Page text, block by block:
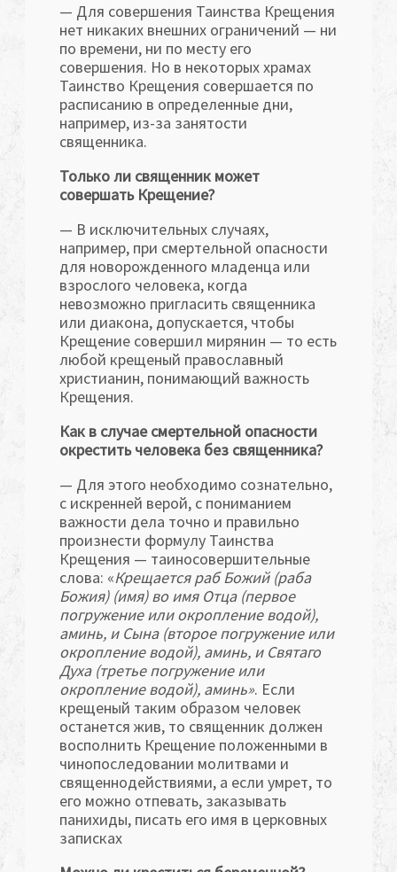
— Для совершения Таинства Крещения
нет никаких внешних ограничений — ни
по времени, ни по месту его
совершения. Но в некоторых храмах
Таинство Крещения совершается по
расписанию в определенные дни,
например, из-за занятости
священника.
Только ли священник может
совершать Крещение?
— В исключительных случаях,
например, при смертельной опасности
для новорожденного младенца или
взрослого человека, когда
невозможно пригласить священника
или диакона, допускается, чтобы
Крещение совершил мирянин — то есть
любой крещеный православный
христианин, понимающий важность
Крещения.
Как в случае смертельной опасности
окрестить человека без священника?
— Для этого необходимо сознательно,
с искренней верой, с пониманием
важности дела точно и правильно
произнести формулу Таинства
Крещения — таиносовершительные
слова: «Крещается раб Божий (раба
Божия) (имя) во имя Отца (первое
погружение или окропление водой),
аминь, и Сына (второе погружение или
окропление водой), аминь, и Святаго
Духа (третье погружение или
окропление водой), аминь». Если
крещеный таким образом человек
останется жив, то священник должен
восполнить Крещение положенными в
чинопоследовании молитвами и
священнодействиями, а если умрет, то
его можно отпевать, заказывать
панихиды, писать его имя в церковных
записках